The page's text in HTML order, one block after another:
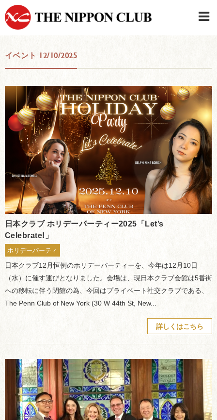
イベント 12/10/2025
日本クラブ ホリデーパーティー2025「Let’s
Celebrate!」
ホリデーパーティ
日本クラブ12月恒例のホリデーパーティーを、今年は12月10日
（水）に催す運びとなりました。会場は、現日本クラブ会館は5番街
への移転に伴う閉館の為、今回はプライベート社交クラブである、
The Penn Club of New York (30 W 44th St, New...
詳しくはこちら
JAPANESE
日本クラブメンバーログイン
連絡先・駐車場
はじめてご利用の方はこちら
›